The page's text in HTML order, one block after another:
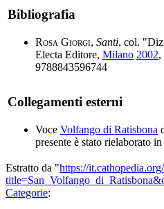
Bibliografia
Rosa Giorgi, Santi, col.
Electa Editore, Milano 2002,
9788843596744
Collegamenti esterni
Voce Volfango di Ratisbona
presente è stato rielaborato in
Estratto da "https://
Categorie: